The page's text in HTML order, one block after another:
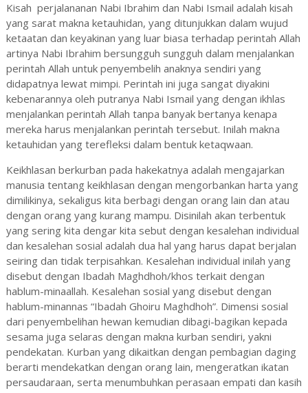
Kisah perjalananan Nabi Ibrahim dan Nabi Ismail adalah kisah
yang sarat makna ketauhidan, yang ditunjukkan dalam wujud
ketaatan dan keyakinan yang luar biasa terhadap perintah Allah
artinya Nabi Ibrahim bersungguh sungguh dalam menjalankan
perintah Allah untuk penyembelih anaknya sendiri yang
didapatnya lewat mimpi. Perintah ini juga sangat diyakini
kebenarannya oleh putranya Nabi Ismail yang dengan ikhlas
menjalankan perintah Allah tanpa banyak bertanya kenapa
mereka harus menjalankan perintah tersebut. Inilah makna
ketauhidan yang terefleksi dalam bentuk ketaqwaan.
Keikhlasan berkurban pada hakekatnya adalah mengajarkan
manusia tentang keikhlasan dengan mengorbankan harta yang
dimilikinya, sekaligus kita berbagi dengan orang lain dan atau
dengan orang yang kurang mampu. Disinilah akan terbentuk
yang sering kita dengar kita sebut dengan kesalehan individual
dan kesalehan sosial adalah dua hal yang harus dapat berjalan
seiring dan tidak terpisahkan. Kesalehan individual inilah yang
disebut dengan Ibadah Maghdhoh/khos terkait dengan
hablum-minaallah. Kesalehan sosial yang disebut dengan
hablum-minannas “Ibadah Ghoiru Maghdhoh”. Dimensi sosial
dari penyembelihan hewan kemudian dibagi-bagikan kepada
sesama juga selaras dengan makna kurban sendiri, yakni
pendekatan. Kurban yang dikaitkan dengan pembagian daging
berarti mendekatkan dengan orang lain, mengeratkan ikatan
persaudaraan, serta menumbuhkan perasaan empati dan kasih